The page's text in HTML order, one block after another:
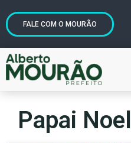
FALE COM O MOURÃO
Papai Noel